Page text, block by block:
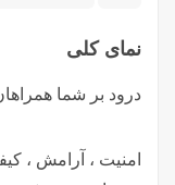
نمای کلی
درود بر شما
امنیت ، آرامش ،